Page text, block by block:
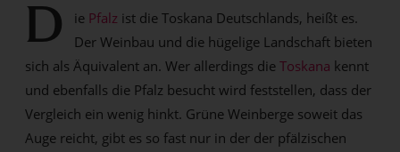
D ie Pfalz ist die Toskana Deutschlands, heißt es.
Der Weinbau und die hügelige Landschaft bieten
sich als Äquivalent an. Wer allerdings dieToskana kennt
und ebenfalls die Pfalz besucht wird feststellen, dass der
Vergleich ein wenig hinkt. Grüne Weinberge soweit das
Auge reicht, gibt es so fast nur in der der pfälzischen